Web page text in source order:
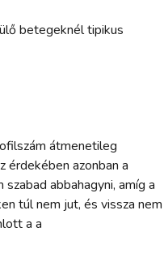
betegeknél tipikus
átmenetileg
érdekében azonban a
abbahagyni, amíg a
túl nem jut, és vissza nem
a a